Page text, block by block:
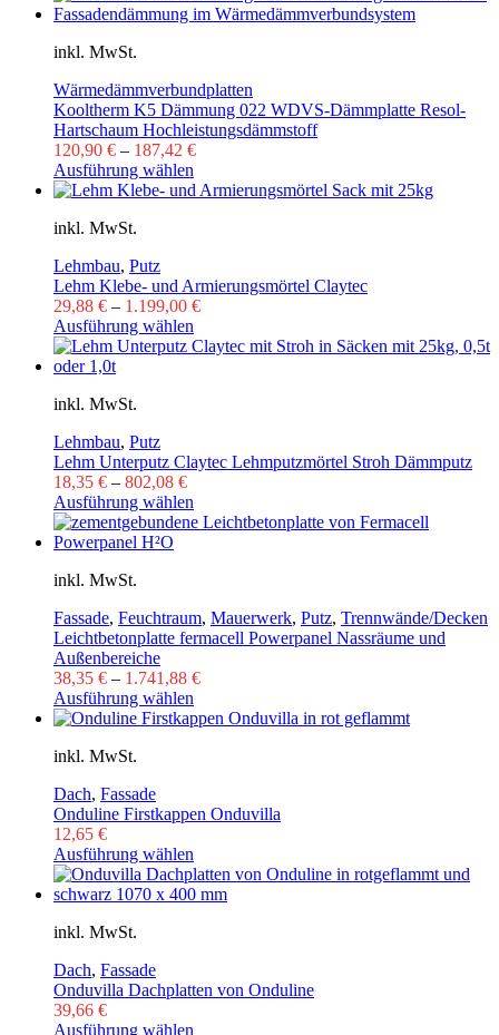
inkl. MwSt.
Wärmedämmverbundplatten
Kooltherm K5 Dämmung 022 WDVS-Dämmplatte Resol-
Hartschaum Hochleistungsdämmstoff
120,90 € – 187,42 €
Ausführung wählen
inkl. MwSt.
Lehmbau, Putz
Lehm Klebe- und Armierungsmörtel Claytec
29,88 € – 1.199,00 €
Ausführung wählen
inkl. MwSt.
Lehmbau, Putz
Lehm Unterputz Claytec Lehmputzmörtel Stroh Dämmputz
18,35 € – 802,08 €
Ausführung wählen
inkl. MwSt.
Fassade, Feuchtraum, Mauerwerk, Putz, Trennwände/Decken
Leichtbetonplatte fermacell Powerpanel Nassräume und
Außenbereiche
38,35 € – 1.741,88 €
Ausführung wählen
inkl. MwSt.
Dach, Fassade
Onduline Firstkappen Onduvilla
12,65 €
Ausführung wählen
inkl. MwSt.
Dach, Fassade
Onduvilla Dachplatten von Onduline
39,66 €
Ausführung wählen